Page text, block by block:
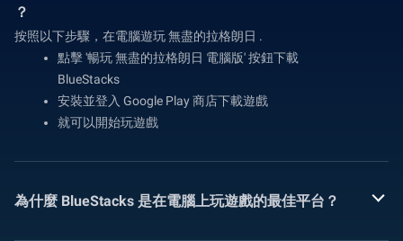
？
按照以下步驟，在電腦遊玩 無盡的拉格朗日 .
點擊 '暢玩 無盡的拉格朗日 電腦版' 按鈕下載
BlueStacks
安裝並登入 Google Play 商店下載遊戲
就可以開始玩遊戲
為什麼 BlueStacks 是在電腦上玩遊戲的最佳平台？